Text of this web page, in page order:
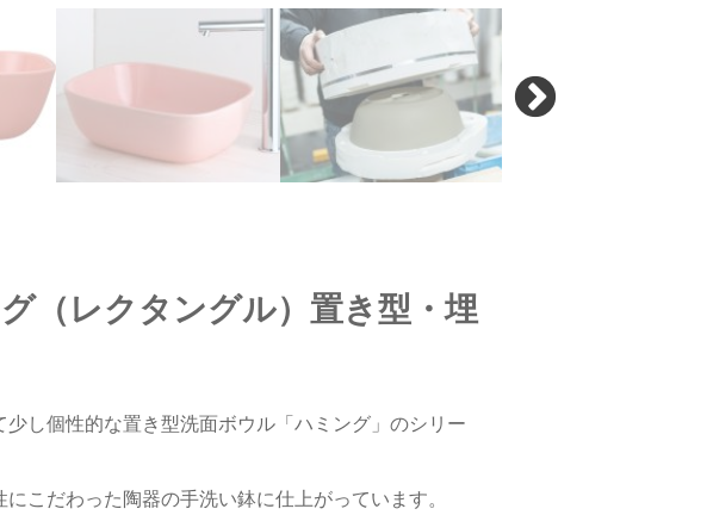
（レクタングル）置き型・埋
し個性的な置き型洗面ボウル「ハミング」のシリー
こだわった陶器の手洗い鉢に仕上がっています。